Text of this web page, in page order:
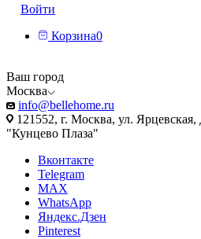
Войти
Корзина0
Ваш город
Москва
info@bellehome.ru
121552, г. Москва, ул.
"Кунцево Плаза"
Вконтакте
Telegram
MAX
WhatsApp
Яндекс.Дзен
Pinterest